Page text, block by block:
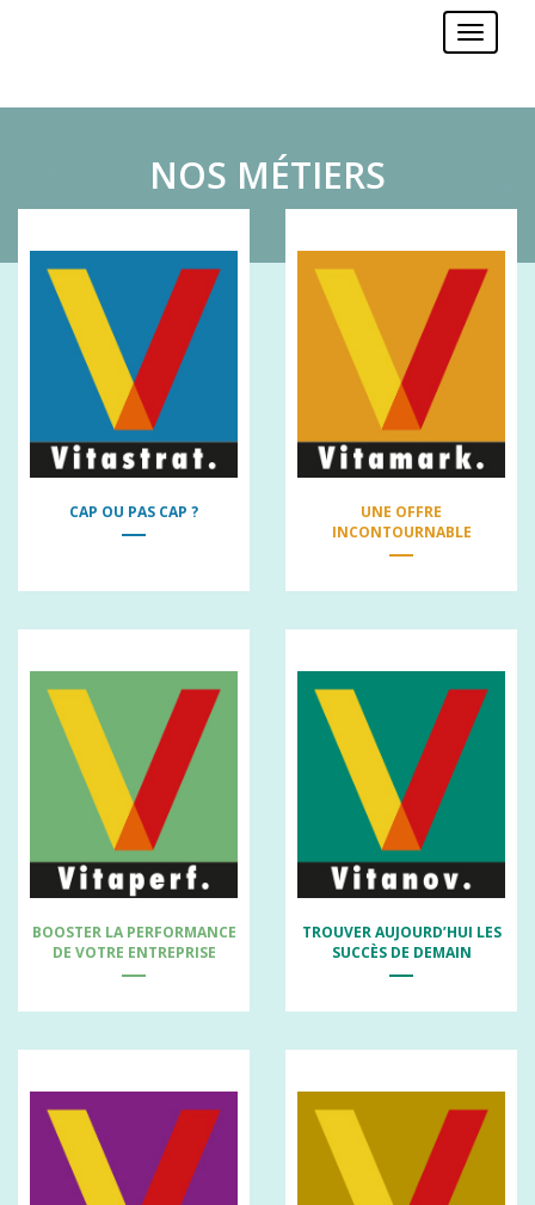
Menu
NOS MÉTIERS
CAP OU PAS CAP ?
UNE OFFRE
INCONTOURNABLE
BOOSTER LA PERFORMANCE
DE VOTRE ENTREPRISE
TROUVER AUJOURD’HUI LES
SUCCÈS DE DEMAIN